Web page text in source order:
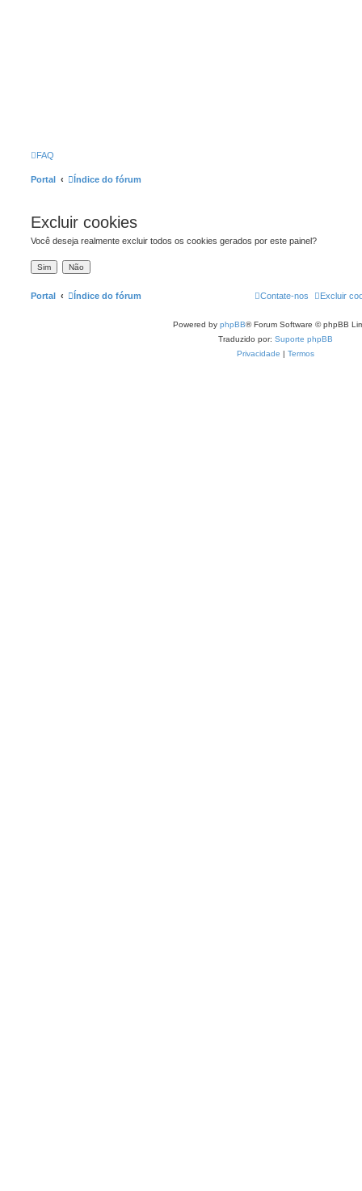
FAQ
Portal Índice do fórum
Excluir cookies
Você deseja realmente excluir todos os cookies gerados por este painel?
Portal Índice do fórum Excluir
Contate-nos
Powered by phpBB® Forum Software © phpBB
Traduzido por: Suporte phpBB
Privacidade | Termos